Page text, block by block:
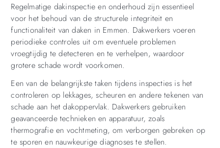
Regelmatige dakinspectie en onderhoud zijn essentieel
voor het behoud van de structurele integriteit en
functionaliteit van daken in Emmen. Dakwerkers voeren
periodieke controles uit om eventuele problemen
vroegtijdig te detecteren en te verhelpen, waardoor
grotere schade wordt voorkomen.
Een van de belangrijkste taken tijdens inspecties is het
controleren op lekkages, scheuren en andere tekenen van
schade aan het dakoppervlak. Dakwerkers gebruiken
geavanceerde technieken en apparatuur, zoals
thermografie en vochtmeting, om verborgen gebreken op
te sporen en nauwkeurige diagnoses te stellen.